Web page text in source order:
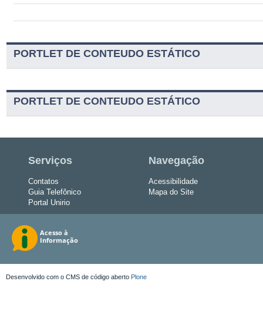
PORTLET DE CONTEUDO ESTÁTICO
PORTLET DE CONTEUDO ESTÁTICO
Serviços
Contatos
Guia Telefônico
Portal Unirio
Navegação
Acessibilidade
Mapa do Site
Desenvolvido com o CMS de código aberto Plone